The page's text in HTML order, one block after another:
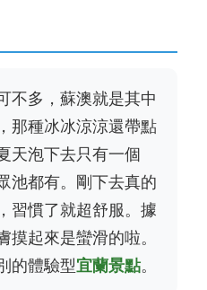
不多，蘇澳就是其中
那種冰冰涼涼還帶點
天泡下去只有一個
池都有。剛下去真的
習慣了就超舒服。據
摸起來是蠻滑的啦。
的體驗型宜蘭景點。